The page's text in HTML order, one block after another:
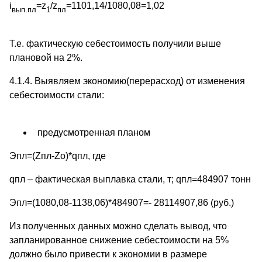
iвып.пл=z1 /zпл=1101,14/1080,08=1,02
Т.е. фактическую себестоимость получили выше
плановой на 2%.
4.1.4. Выявляем экономию(перерасход) от изменения
себестоимости стали:
предусмотренная планом
Эпл=(Zпл-Zо)*qпл, где
qпл – фактическая выплавка стали, т; qпл=484907 тонн
Эпл=(1080,08-1138,06)*484907=- 28114907,86 (руб.)
Из полученных данных можно сделать вывод, что
запланированное снижение себестоимости на 5%
должно было привести к экономии в размере